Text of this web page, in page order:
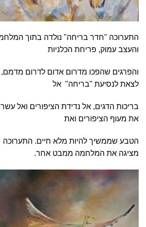
התערוכה "חדר בריחה" נולדה בתוך
והעצב עמוק, פריחת הכלניות
והפרגים שהפכו מדרום אדום לדרום מדמם,
לצאת לנסיעת "בריחה" אל
בריכות הדגים, אל נדידת הציפורים ואל
את מעוף הציפורים ואת
הטבע שממשיך להיות מלא חיים.
מציגה את המלחמה ממבט אחר.